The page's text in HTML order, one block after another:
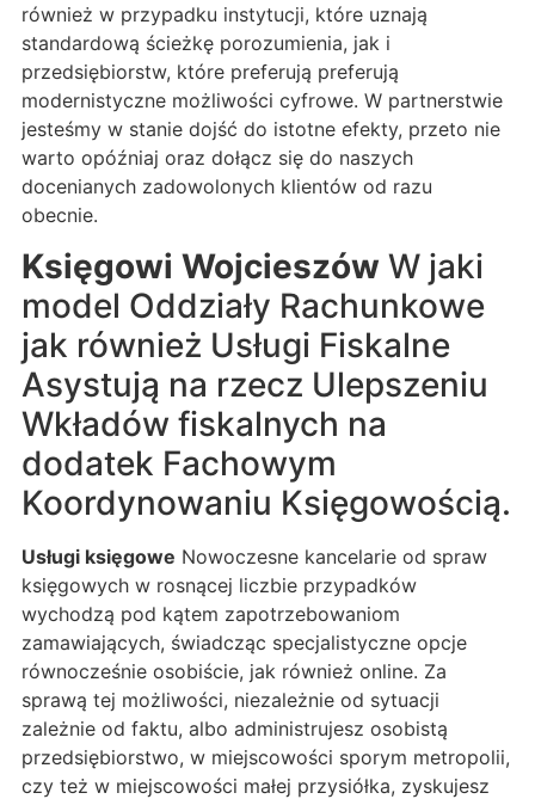
również w przypadku instytucji, które uznają
standardową ścieżkę porozumienia, jak i
przedsiębiorstw, które preferują preferują
modernistyczne możliwości cyfrowe. W partnerstwie
jesteśmy w stanie dojść do istotne efekty, przeto nie
warto opóźniaj oraz dołącz się do naszych
docenianych zadowolonych klientów od razu
obecnie.
Księgowi Wojcieszów W jaki
model Oddziały Rachunkowe
jak również Usługi Fiskalne
Asystują na rzecz Ulepszeniu
Wkładów fiskalnych na
dodatek Fachowym
Koordynowaniu Księgowością.
Usługi księgowe Nowoczesne kancelarie od spraw
księgowych w rosnącej liczbie przypadków
wychodzą pod kątem zapotrzebowaniom
zamawiających, świadcząc specjalistyczne opcje
równocześnie osobiście, jak również online. Za
sprawą tej możliwości, niezależnie od sytuacji
zależnie od faktu, albo administrujesz osobistą
przedsiębiorstwo, w miejscowości sporym metropolii,
czy też w miejscowości małej przysiółka, zyskujesz